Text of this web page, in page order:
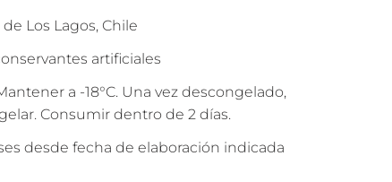
Los Lagos, Chile
artificiales
a -18°C. Una vez descongelado,
Consumir dentro de 2 días.
desde fecha de elaboración indicada